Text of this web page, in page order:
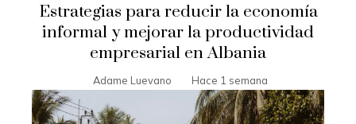
Estrategias para reducir la economía
informal y mejorar la productividad
empresarial en Albania
Adame Luevano Hace 1 semana